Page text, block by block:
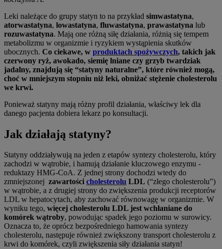
Leki należące do grupy statyn to na przykład simwastatyna,
atorwastatyna, lowastatyna, fluwastatyna, prawastatyna lub
rozuwastatyna. Mają one różną siłę działania, różnią się tempem
metabolizmu w organizmie i ryzykiem wystąpienia skutków
ubocznych. Co ciekawe, w produktach spożywczych, takich jak
czerwony ryż, awokado, siemię lniane czy grzyb twardziak
jadalny, znajdują się “statyny naturalne”, które również mogą,
choć w mniejszym stopniu niż leki, obniżać stężenie cholesterolu
we krwi.
Ponieważ statyny mają różny profil działania, właściwy lek dla
danego pacjenta dobiera lekarz po konsultacji.
Jak działają statyny?
Statyny oddziaływują na jeden z etapów syntezy cholesterolu, który
zachodzi w wątrobie, i hamują działanie kluczowego enzymu -
reduktazy HMG-CoA. Z jednej strony dochodzi wtedy do
zmniejszonej zawartości cholesterolu LDL (“złego cholesterolu”)
w wątrobie, a z drugiej strony do zwiększenia produkcji receptorów
LDL w hepatocytach, aby zachować równowagę w organizmie. W
wyniku tego, więcej cholesterolu LDL jest wchłaniane do
komórek wątroby, powodując spadek jego poziomu w surowicy.
Oznacza to, że oprócz bezpośredniego hamowania syntezy
cholesterolu, następuje również zwiększony transport cholesterolu z
krwi do komórek, czyli zwiększenia siły działania statyn!